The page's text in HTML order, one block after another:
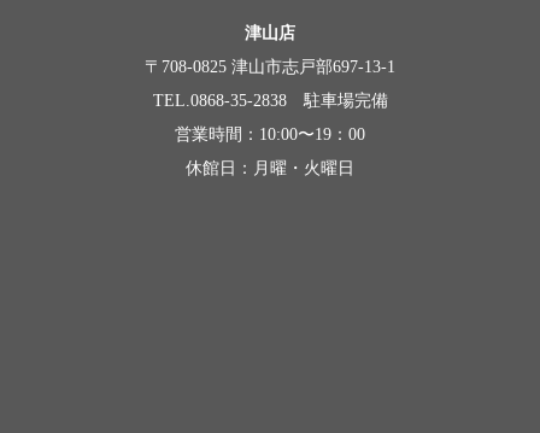
津山店
〒708-0825 津山市志戸部697-13-1
TEL.0868-35-2838 駐車場完備
営業時間：10:00〜19：00
休館日：月曜・火曜日